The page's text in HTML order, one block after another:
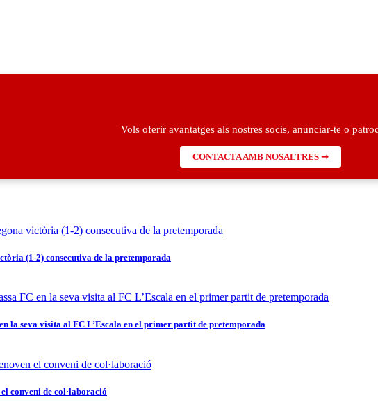
Vols oferir avantatges als nostres socis, anunciar-te o
CONTACTA AMB NOSALTRES ➞
(1-2) consecutiva de la pretemporada
la seva visita al FC L’Escala en el primer partit de pretemporada
conveni de col·laboració